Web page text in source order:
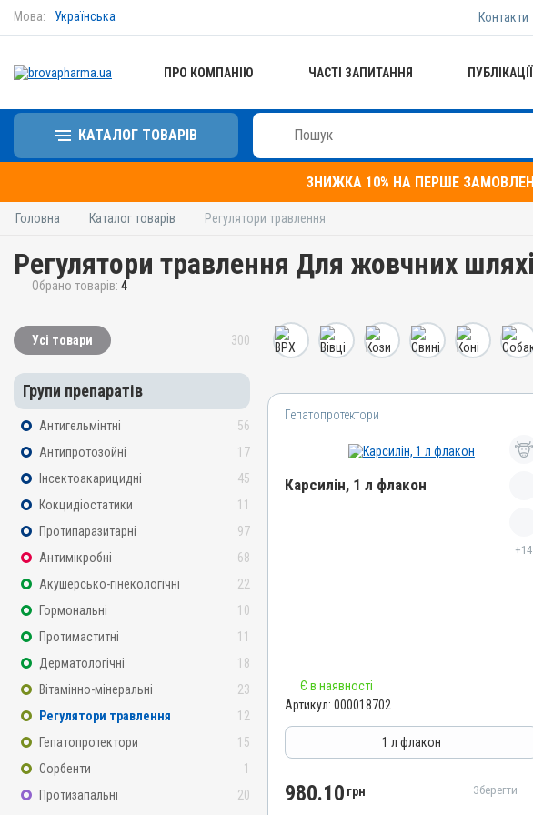
Мова: Українська Контакти
ПРО КОМПАНІЮ ЧАСТІ ЗАПИТАННЯ ПУБЛІКАЦІЇ
КАТАЛОГ ТОВАРІВ
ЗНИЖКА 10% НА ПЕРШЕ
Головна Каталог товарів Регулятори травлення
Регулятори травлення Для жовчних
Обрано товарів: 4
Усі товари 300
Групи препаратів
Антигельмінтні
56
Антипротозойні
17
Інсектоакарицидні
45
Кокцидіостатики
11
Протипаразитарні
97
Антимікробні
68
Акушерсько-гінекологічні
22
Гормональні
10
Протимаститні
11
Дерматологічні
18
Вітамінно-мінеральні
23
Регулятори травлення
12
Гепатопротектори
15
Сорбенти
1
Протизапальні
20
Гепатопротектори
Карсилін, 1 л флакон
+14
d-UA-10-20
Групи препаратів
Гепатопротектори, Регулятори травлення
Лікарська форма
Є в наявності
Артикул: 000018702
1 л флакон
980.10 грн Зберегти